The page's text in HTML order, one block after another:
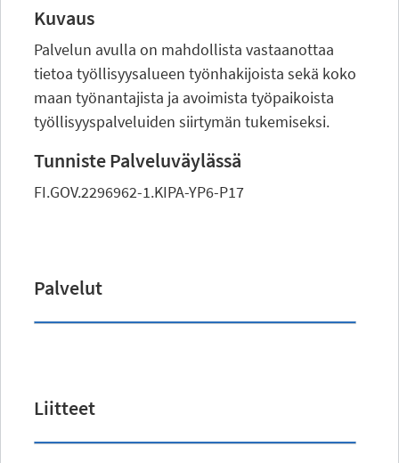
Kuvaus
Palvelun avulla on mahdollista vastaanottaa
tietoa työllisyysalueen työnhakijoista sekä koko
maan työnantajista ja avoimista työpaikoista
työllisyyspalveluiden siirtymän tukemiseksi.
Tunniste Palveluväylässä
FI.GOV.2296962-1.KIPA-YP6-P17
Palvelut
Liitteet